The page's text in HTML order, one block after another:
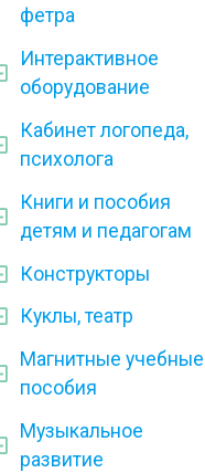
фетра
Интерактивное
оборудование
Кабинет логопеда,
психолога
Книги и пособия
детям и педагогам
Конструкторы
Куклы, театр
Магнитные учебные
пособия
Музыкальное
развитие